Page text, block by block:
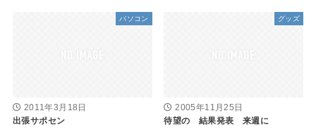
パソコン
2011年3月18日
出張サポセン
グッズ
2005年11月25日
待望の 結果発表 来週に